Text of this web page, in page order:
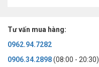
Tư vấn mua hàng:
0962.94.7282
0906.34.2898(08:00 - 20:30)